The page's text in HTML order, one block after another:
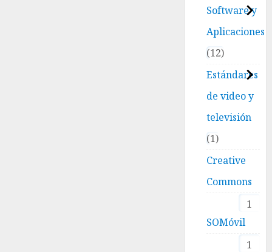
Software y
Aplicaciones
12
Estándares
de video y
televisión
1
Creative
Commons
1
SOMóvil
1